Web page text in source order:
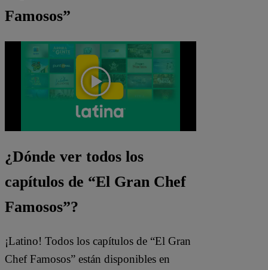
Famosos”
¿Dónde ver todos los
capítulos de “El Gran Chef
Famosos”?
¡Latino! Todos los capítulos de “El Gran
Chef Famosos” están disponibles en